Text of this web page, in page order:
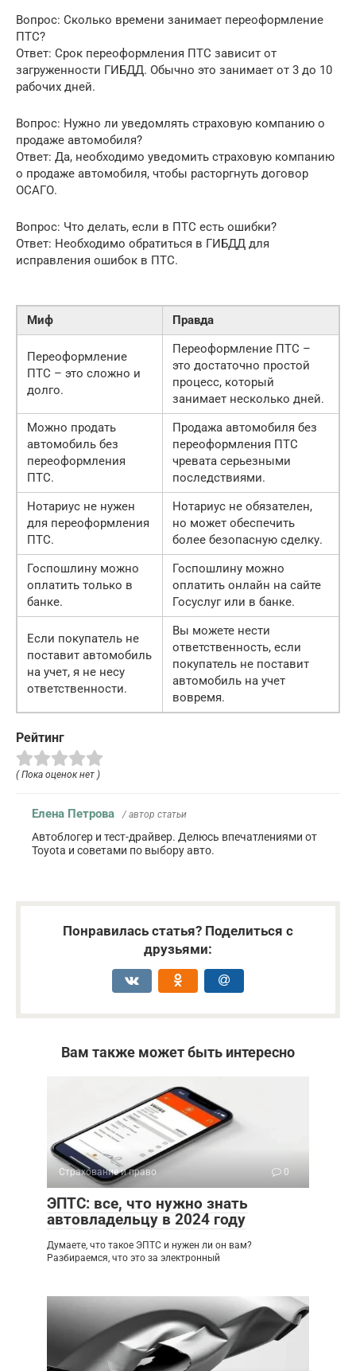
Вопрос: Сколько времени занимает переоформление
ПТС?
Ответ: Срок переоформления ПТС зависит от
загруженности ГИБДД. Обычно это занимает от 3 до 10
рабочих дней.
Вопрос: Нужно ли уведомлять страховую компанию о
продаже автомобиля?
Ответ: Да, необходимо уведомить страховую компанию
о продаже автомобиля, чтобы расторгнуть договор
ОСАГО.
Вопрос: Что делать, если в ПТС есть ошибки?
Ответ: Необходимо обратиться в ГИБДД для
исправления ошибок в ПТС.
Миф Правда
Переоформление
ПТС – это сложно и
долго.
Переоформление ПТС –
это достаточно простой
процесс, который
занимает несколько дней.
Можно продать
автомобиль без
переоформления
ПТС.
Продажа автомобиля без
переоформления ПТС
чревата серьезными
последствиями.
Нотариус не нужен
для переоформления
ПТС.
Нотариус не обязателен,
но может обеспечить
более безопасную сделку.
Госпошлину можно
оплатить только в
банке.
Госпошлину можно
оплатить онлайн на сайте
Госуслуг или в банке.
Если покупатель не
поставит автомобиль
на учет, я не несу
ответственности.
Вы можете нести
ответственность, если
покупатель не поставит
автомобиль на учет
вовремя.
Рейтинг
( Пока оценок нет )
Елена Петрова / автор статьи
Автоблогер и тест-драйвер. Делюсь впечатлениями от
Toyota и советами по выбору авто.
Понравилась статья? Поделиться с
друзьями:
Вам также может быть интересно
Страхование и право 0
ЭПТС: все, что нужно знать
автовладельцу в 2024 году
Думаете, что такое ЭПТС и нужен ли он вам?
Разбираемся, что это за электронный